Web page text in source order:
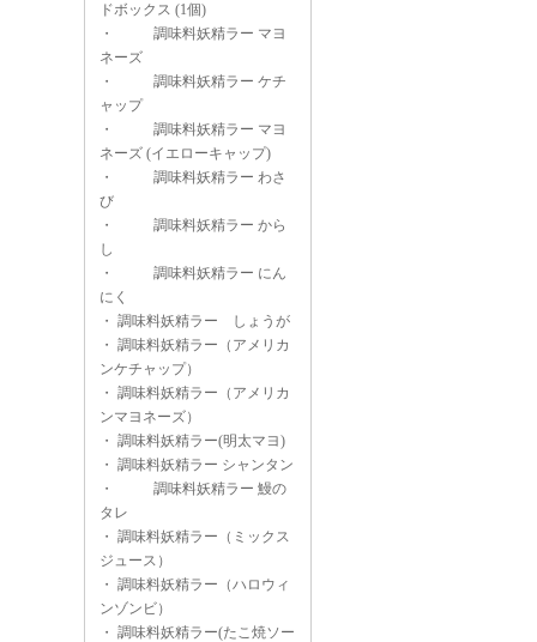
ドボックス (1個)
・
調味料妖精ラー マヨ
ネーズ
・
調味料妖精ラー ケチ
ャップ
・
調味料妖精ラー マヨ
ネーズ (イエローキャップ)
・
調味料妖精ラー わさ
び
・
調味料妖精ラー から
し
・
調味料妖精ラー にん
にく
・ 調味料妖精ラー しょうが
・ 調味料妖精ラー（アメリカ
ンケチャップ）
・ 調味料妖精ラー（アメリカ
ンマヨネーズ）
・ 調味料妖精ラー(明太マヨ)
・ 調味料妖精ラー シャンタン
・
調味料妖精ラー 鰻の
タレ
・ 調味料妖精ラー（ミックス
ジュース）
・ 調味料妖精ラー（ハロウィ
ンゾンビ）
・ 調味料妖精ラー(たこ焼ソー